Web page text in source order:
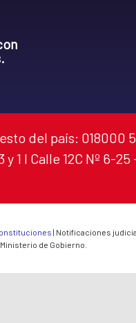
del país: 018000
1 I Calle 12C Nº 6-
| Notificaciones
de Gobierno.